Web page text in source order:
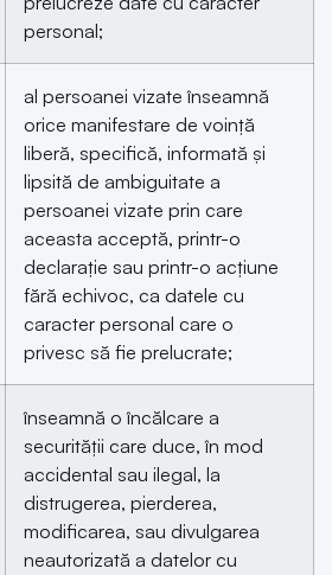
personal;
al persoanei vizate înseamnă
orice manifestare de voință
liberă, specifică, informată și
lipsită de ambiguitate a
persoanei vizate prin care
aceasta acceptă, printr-o
declarație sau printr-o acțiune
fără echivoc, ca datele cu
caracter personal care o
privesc să fie prelucrate;
înseamnă o încălcare a
securității care duce, în mod
accidental sau ilegal, la
distrugerea, pierderea,
modificarea, sau divulgarea
neautorizată a datelor cu